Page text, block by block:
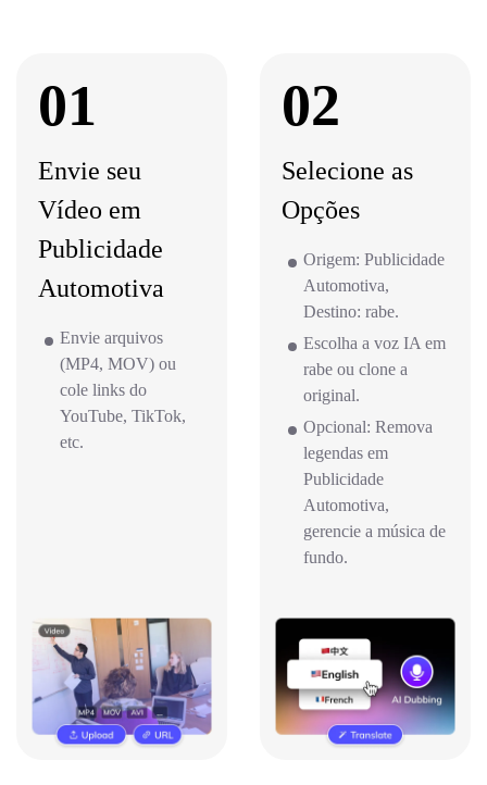
01
Envie seu
Vídeo em
Publicidade
Automotiva
Envie arquivos
(MP4, MOV) ou
cole links do
YouTube, TikTok,
etc.
02
Selecione as
Opções
Origem: Publicidade
Automotiva,
Destino: rabe.
Escolha a voz IA em
rabe ou clone a
original.
Opcional: Remova
legendas em
Publicidade
Automotiva,
gerencie a música de
fundo.